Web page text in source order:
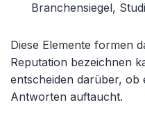
Branchensiegel,
Diese Elemente formen
Reputation bezeichnen
entscheiden darüber,
Antworten auftaucht.